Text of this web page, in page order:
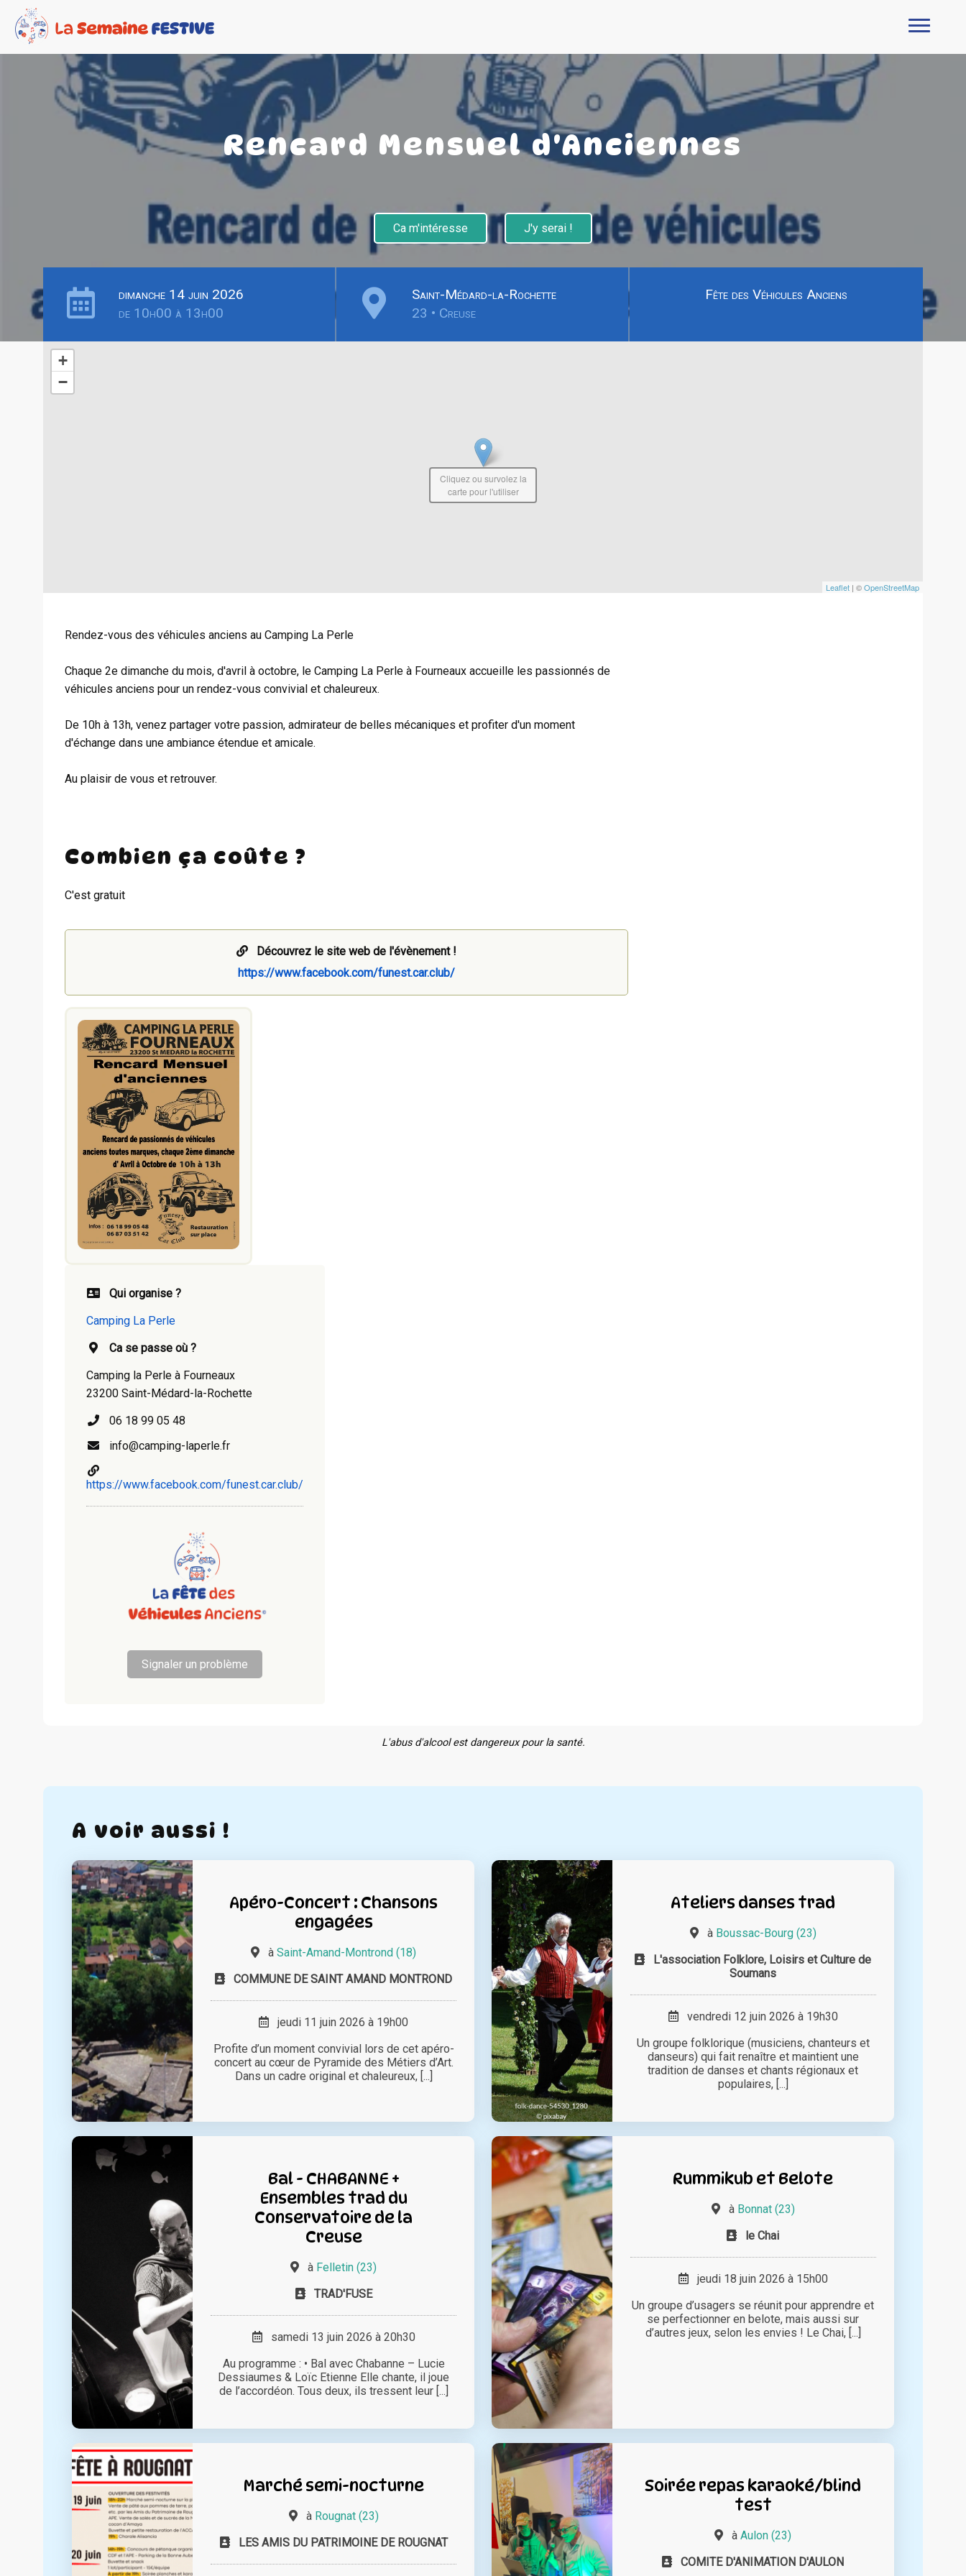
Rencard Mensuel d'Anciennes
Ca m'intéresse J'y serai !
dimanche 14 juin 2026
de 10h00 à 13h00
Saint-Médard-la-Rochette
23 • Creuse
Fête des Véhicules Anciens
+
−
Leaflet | ©OpenStreetMap
Cliquez ou survolez la
carte pour l'utiliser
Rendez-vous des véhicules anciens au Camping La Perle
Chaque 2e dimanche du mois, d'avril à octobre, le Camping La Perle à Fourneaux accueille les passionnés de
véhicules anciens pour un rendez-vous convivial et chaleureux.
De 10h à 13h, venez partager votre passion, admirateur de belles mécaniques et profiter d'un moment
d'échange dans une ambiance étendue et amicale.
Au plaisir de vous et retrouver.
Combien ça coûte ?
C'est gratuit
Découvrez le site web de l'évènement !
https://www.facebook.com/funest.car.club/
Qui organise ?
Camping La Perle
Ca se passe où ?
Camping la Perle à Fourneaux
23200 Saint-Médard-la-Rochette
06 18 99 05 48
info@camping-laperle.fr
https://www.facebook.com/funest.car.club/
Signaler un problème
L'abus d'alcool est dangereux pour la santé.
A voir aussi !
Apéro-Concert : Chansons
engagées
àSaint-Amand-Montrond (18)
COMMUNE DE SAINT AMAND MONTROND
jeudi 11 juin 2026 à 19h00
Profite d’un moment convivial lors de cet apéro-
concert au cœur de Pyramide des Métiers d’Art.
Dans un cadre original et chaleureux, [...]
Ateliers danses trad
à Boussac-Bourg (23)
L'association Folklore, Loisirs et Culture de
Soumans
vendredi 12 juin 2026 à 19h30
Un groupe folklorique (musiciens, chanteurs et
danseurs) qui fait renaître et maintient une
tradition de danses et chants régionaux et
populaires, [...]
Bal - CHABANNE +
Ensembles trad du
Conservatoire de la
Creuse
à Felletin (23)
TRAD'FUSE
samedi 13 juin 2026 à 20h30
Au programme : • Bal avec Chabanne – Lucie
Dessiaumes & Loïc Etienne Elle chante, il joue
de l’accordéon. Tous deux, ils tressent leur [...]
Rummikub et Belote
à Bonnat (23)
le Chai
jeudi 18 juin 2026 à 15h00
Un groupe d’usagers se réunit pour apprendre et
se perfectionner en belote, mais aussi sur
d’autres jeux, selon les envies ! Le Chai, [...]
Marché semi-nocturne
à Rougnat (23)
LES AMIS DU PATRIMOINE DE ROUGNAT
Soirée repas karaoké/blind
test
àAulon (23)
COMITE D'ANIMATION D'AULON